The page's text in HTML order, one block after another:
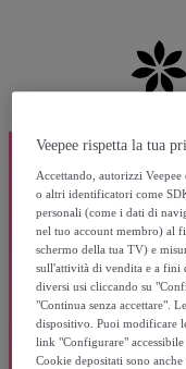
Veepee rispetta la tua
Accettando, autorizzi
o altri identificatori come
personali (come i dati di
nel tuo account membro) al
schermo della tua TV) e
sull'attività di vendita e a fini
diversi usi cliccando su
"Continua senza accettare".
dispositivo. Puoi modificare
link "Configurare"
Cookie depositati sono